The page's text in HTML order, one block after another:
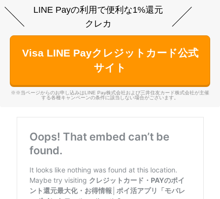
LINE Payの利用で便利な1%還元
クレカ
Visa LINE Payクレジットカード公式
サイト
※※当ページからのお申し込みはLINE Pay株式会社および三井住友カード株式会社が主催
する各種キャンペーンの条件に該当しない場合がございます。